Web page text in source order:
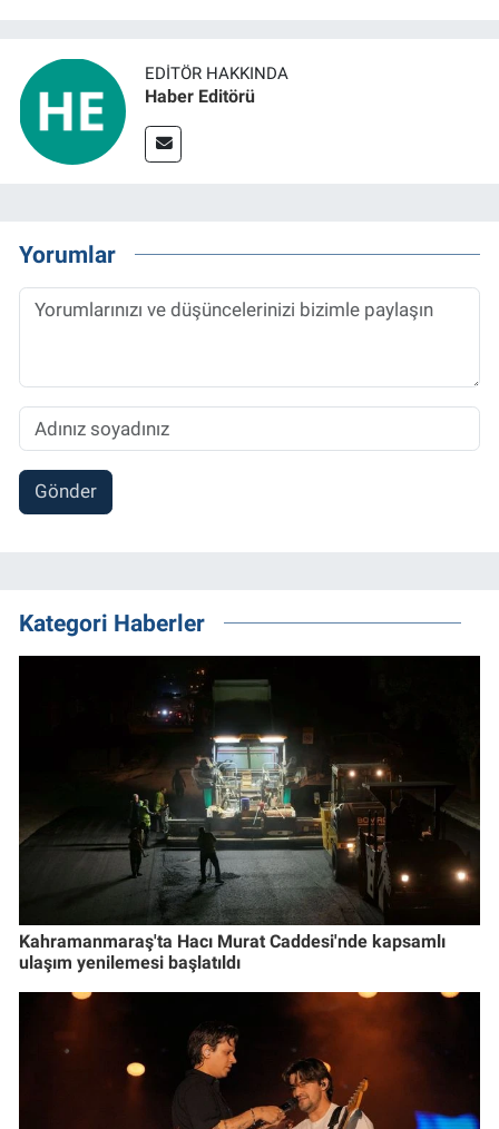
EDITÖR HAKKINDA
Haber Editörü
Yorumlar
Gönder
Kategori Haberler
Kahramanmaraş'ta Hacı Murat Caddesi'nde kapsamlı
ulaşım yenilemesi başlatıldı